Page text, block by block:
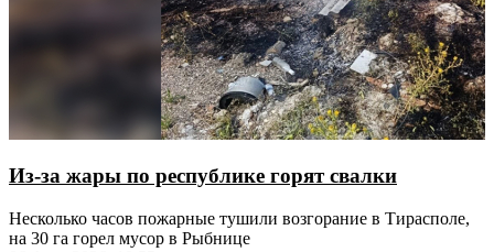
Из-за жары по республике горят свалки
Несколько часов пожарные тушили возгорание в Тирасполе,
на 30 га горел мусор в Рыбнице